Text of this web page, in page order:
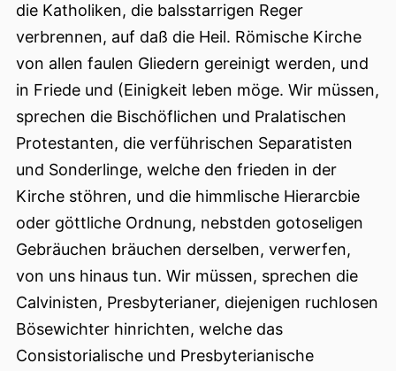
die Katholiken, die balsstarrigen Reger
verbrennen, auf daß die Heil. Römische Kirche
von allen faulen Gliedern gereinigt werden, und
in Friede und (Einigkeit leben möge. Wir müssen,
sprechen die Bischöflichen und Pralatischen
Protestanten, die verführischen Separatisten
und Sonderlinge, welche den frieden in der
Kirche stöhren, und die himmlische Hierarcbie
oder göttliche Ordnung, nebstden gotoseligen
Gebräuchen bräuchen derselben, verwerfen,
von uns hinaus tun. Wir müssen, sprechen die
Calvinisten, Presbyterianer, diejenigen ruchlosen
Bösewichter hinrichten, welche das
Consistorialische und Presbyterianische